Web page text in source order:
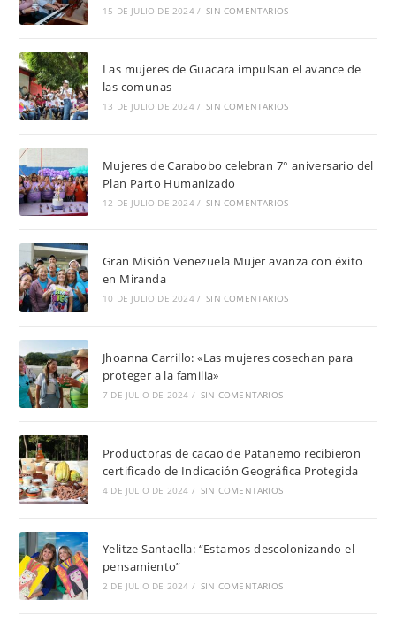
15 DE JULIO DE 2024 / SIN COMENTARIOS
Las mujeres de Guacara impulsan el avance de
las comunas
13 DE JULIO DE 2024 / SIN COMENTARIOS
Mujeres de Carabobo celebran 7° aniversario del
Plan Parto Humanizado
12 DE JULIO DE 2024 / SIN COMENTARIOS
Gran Misión Venezuela Mujer avanza con éxito
en Miranda
10 DE JULIO DE 2024 / SIN COMENTARIOS
Jhoanna Carrillo: «Las mujeres cosechan para
proteger a la familia»
7 DE JULIO DE 2024 / SIN COMENTARIOS
Productoras de cacao de Patanemo recibieron
certificado de Indicación Geográfica Protegida
4 DE JULIO DE 2024 / SIN COMENTARIOS
Yelitze Santaella: “Estamos descolonizando el
pensamiento”
2 DE JULIO DE 2024 / SIN COMENTARIOS